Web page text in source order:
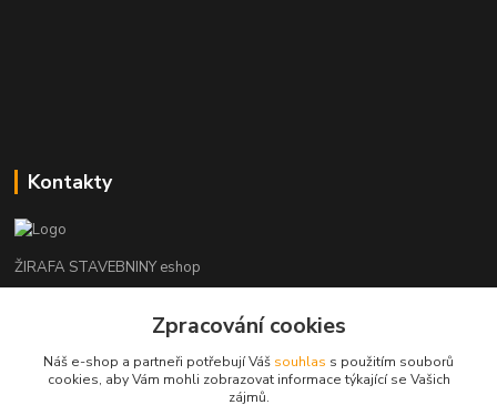
Kontakty
ŽIRAFA STAVEBNINY eshop
+420 312 685 342
kladno@zirafa-stavebniny.cz
Zpracování cookies
Náš e-shop a partneři potřebují Váš souhlas s použitím souborů
cookies, aby Vám mohli zobrazovat informace týkající se Vašich
zájmů.